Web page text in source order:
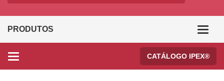
PRODUTOS
Categories CATÁLOGO IPEX®